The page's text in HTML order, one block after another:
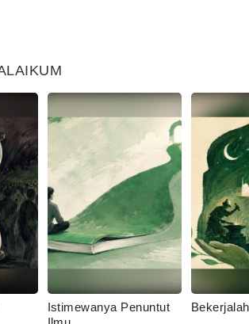
Istimewanya Penuntut
Bekerjalah